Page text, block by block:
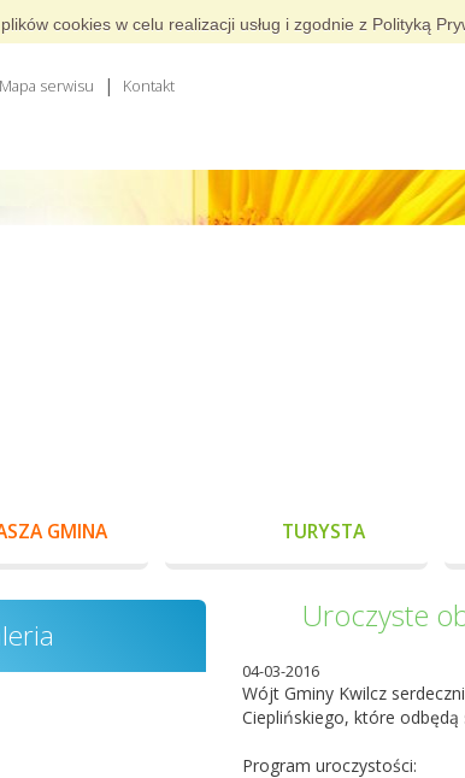
cookies w celu realizacji usług i zgodnie z Polityką
Mapa serwisu Kontakt
GMINA TURYSTA
Uroczyste
04-03-2016
Wójt Gminy Kwilcz
Cieplińskiego, które odbędą
Program uroczystości: